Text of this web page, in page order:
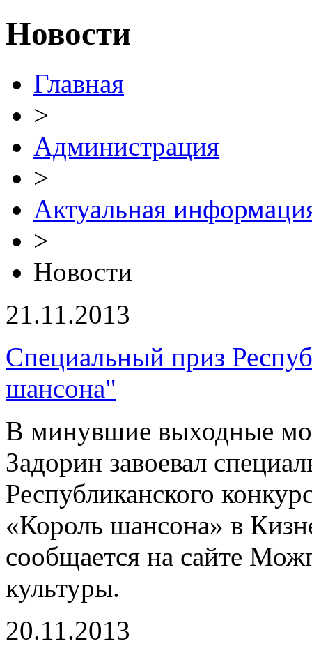
Новости
Главная
>
Администрация
>
Актуальная
>
Новости
21.11.2013
Специальный приз
шансона"
В минувшие выходные
Задорин завоевал
Республиканского
«Король шансона» в
сообщается на сайте
культуры.
20.11.2013